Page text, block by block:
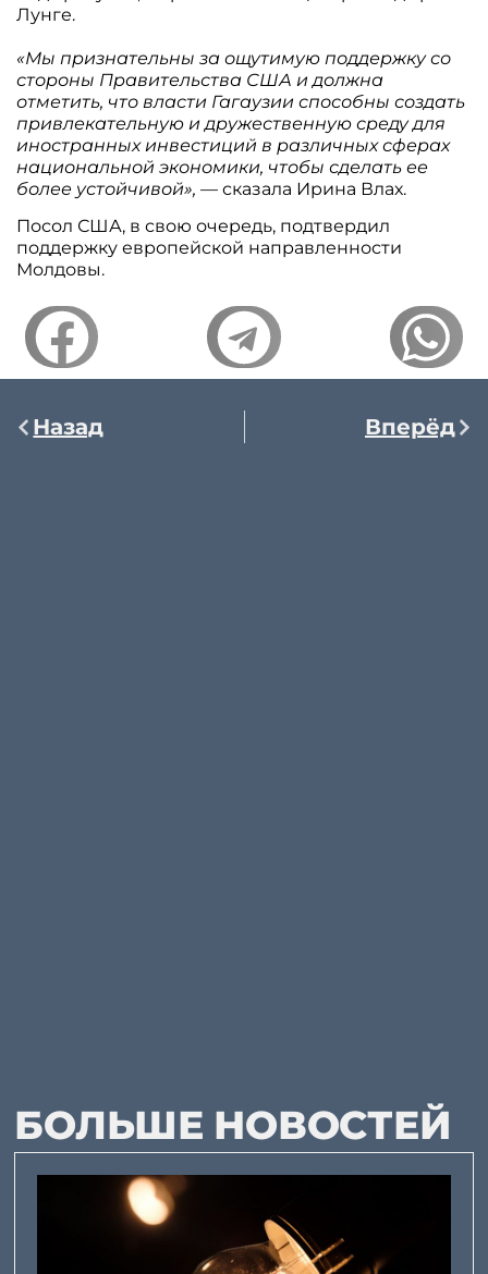
Лунге.
«Мы признательны за ощутимую поддержку со
стороны Правительства США и должна
отметить, что власти Гагаузии способны создать
привлекательную и дружественную среду для
иностранных инвестиций в различных сферах
национальной экономики, чтобы сделать ее
более устойчивой», — сказала Ирина Влах.
Посол США, в свою очередь, подтвердил
поддержку европейской направленности
Молдовы.
Назад Вперёд
БОЛЬШЕ НОВОСТЕЙ